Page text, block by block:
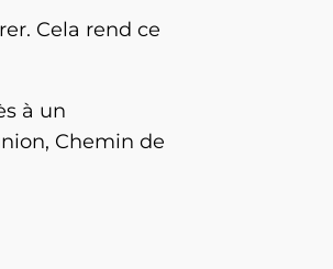
Cela rend ce
à un
Chemin de